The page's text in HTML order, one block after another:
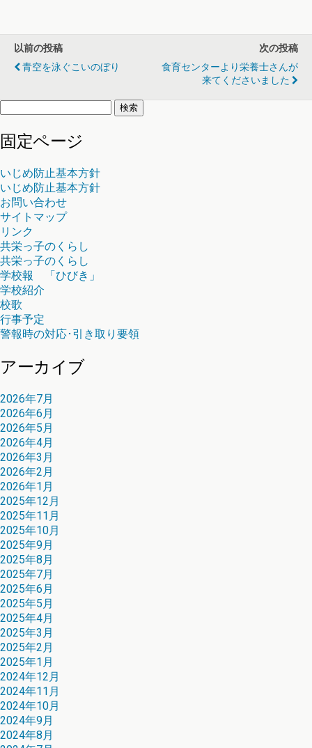
以前の投稿
青空を泳ぐこいのぼり
次の投稿
食育センターより栄養士さんが
来てくださいました
検
固定ページ
いじめ防止基本方針
いじめ防止基本方針
お問い合わせ
サイトマップ
リンク
共栄っ子のくらし
共栄っ子のくらし
学校報 「ひびき」
学校紹介
校歌
行事予定
警報時の対応･引き取り要領
アーカイブ
2026年7月
2026年6月
2026年5月
2026年4月
2026年3月
2026年2月
2026年1月
2025年12月
2025年11月
2025年10月
2025年9月
2025年8月
2025年7月
2025年6月
2025年5月
2025年4月
2025年3月
2025年2月
2025年1月
2024年12月
2024年11月
2024年10月
2024年9月
2024年8月